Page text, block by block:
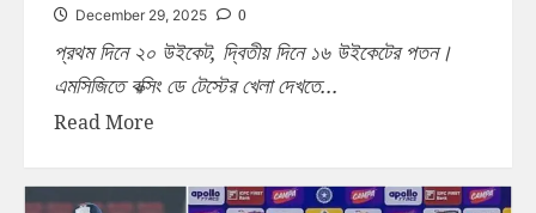
December 29, 2025 0
প্রথম দিনে ২০ উইকেট, দ্বিতীয় দিনে ১৬ উইকেটের পতন।
এমসিজিতে বক্সিং ডে টেস্টের খেলা দেখতে...
Read More